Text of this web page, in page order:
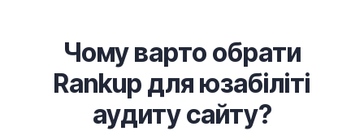
Чому варто обрати
Rankup для юзабіліті
аудиту сайту?